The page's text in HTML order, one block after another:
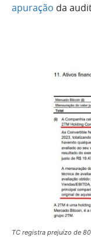
apuração da
TC registra prejuízo de